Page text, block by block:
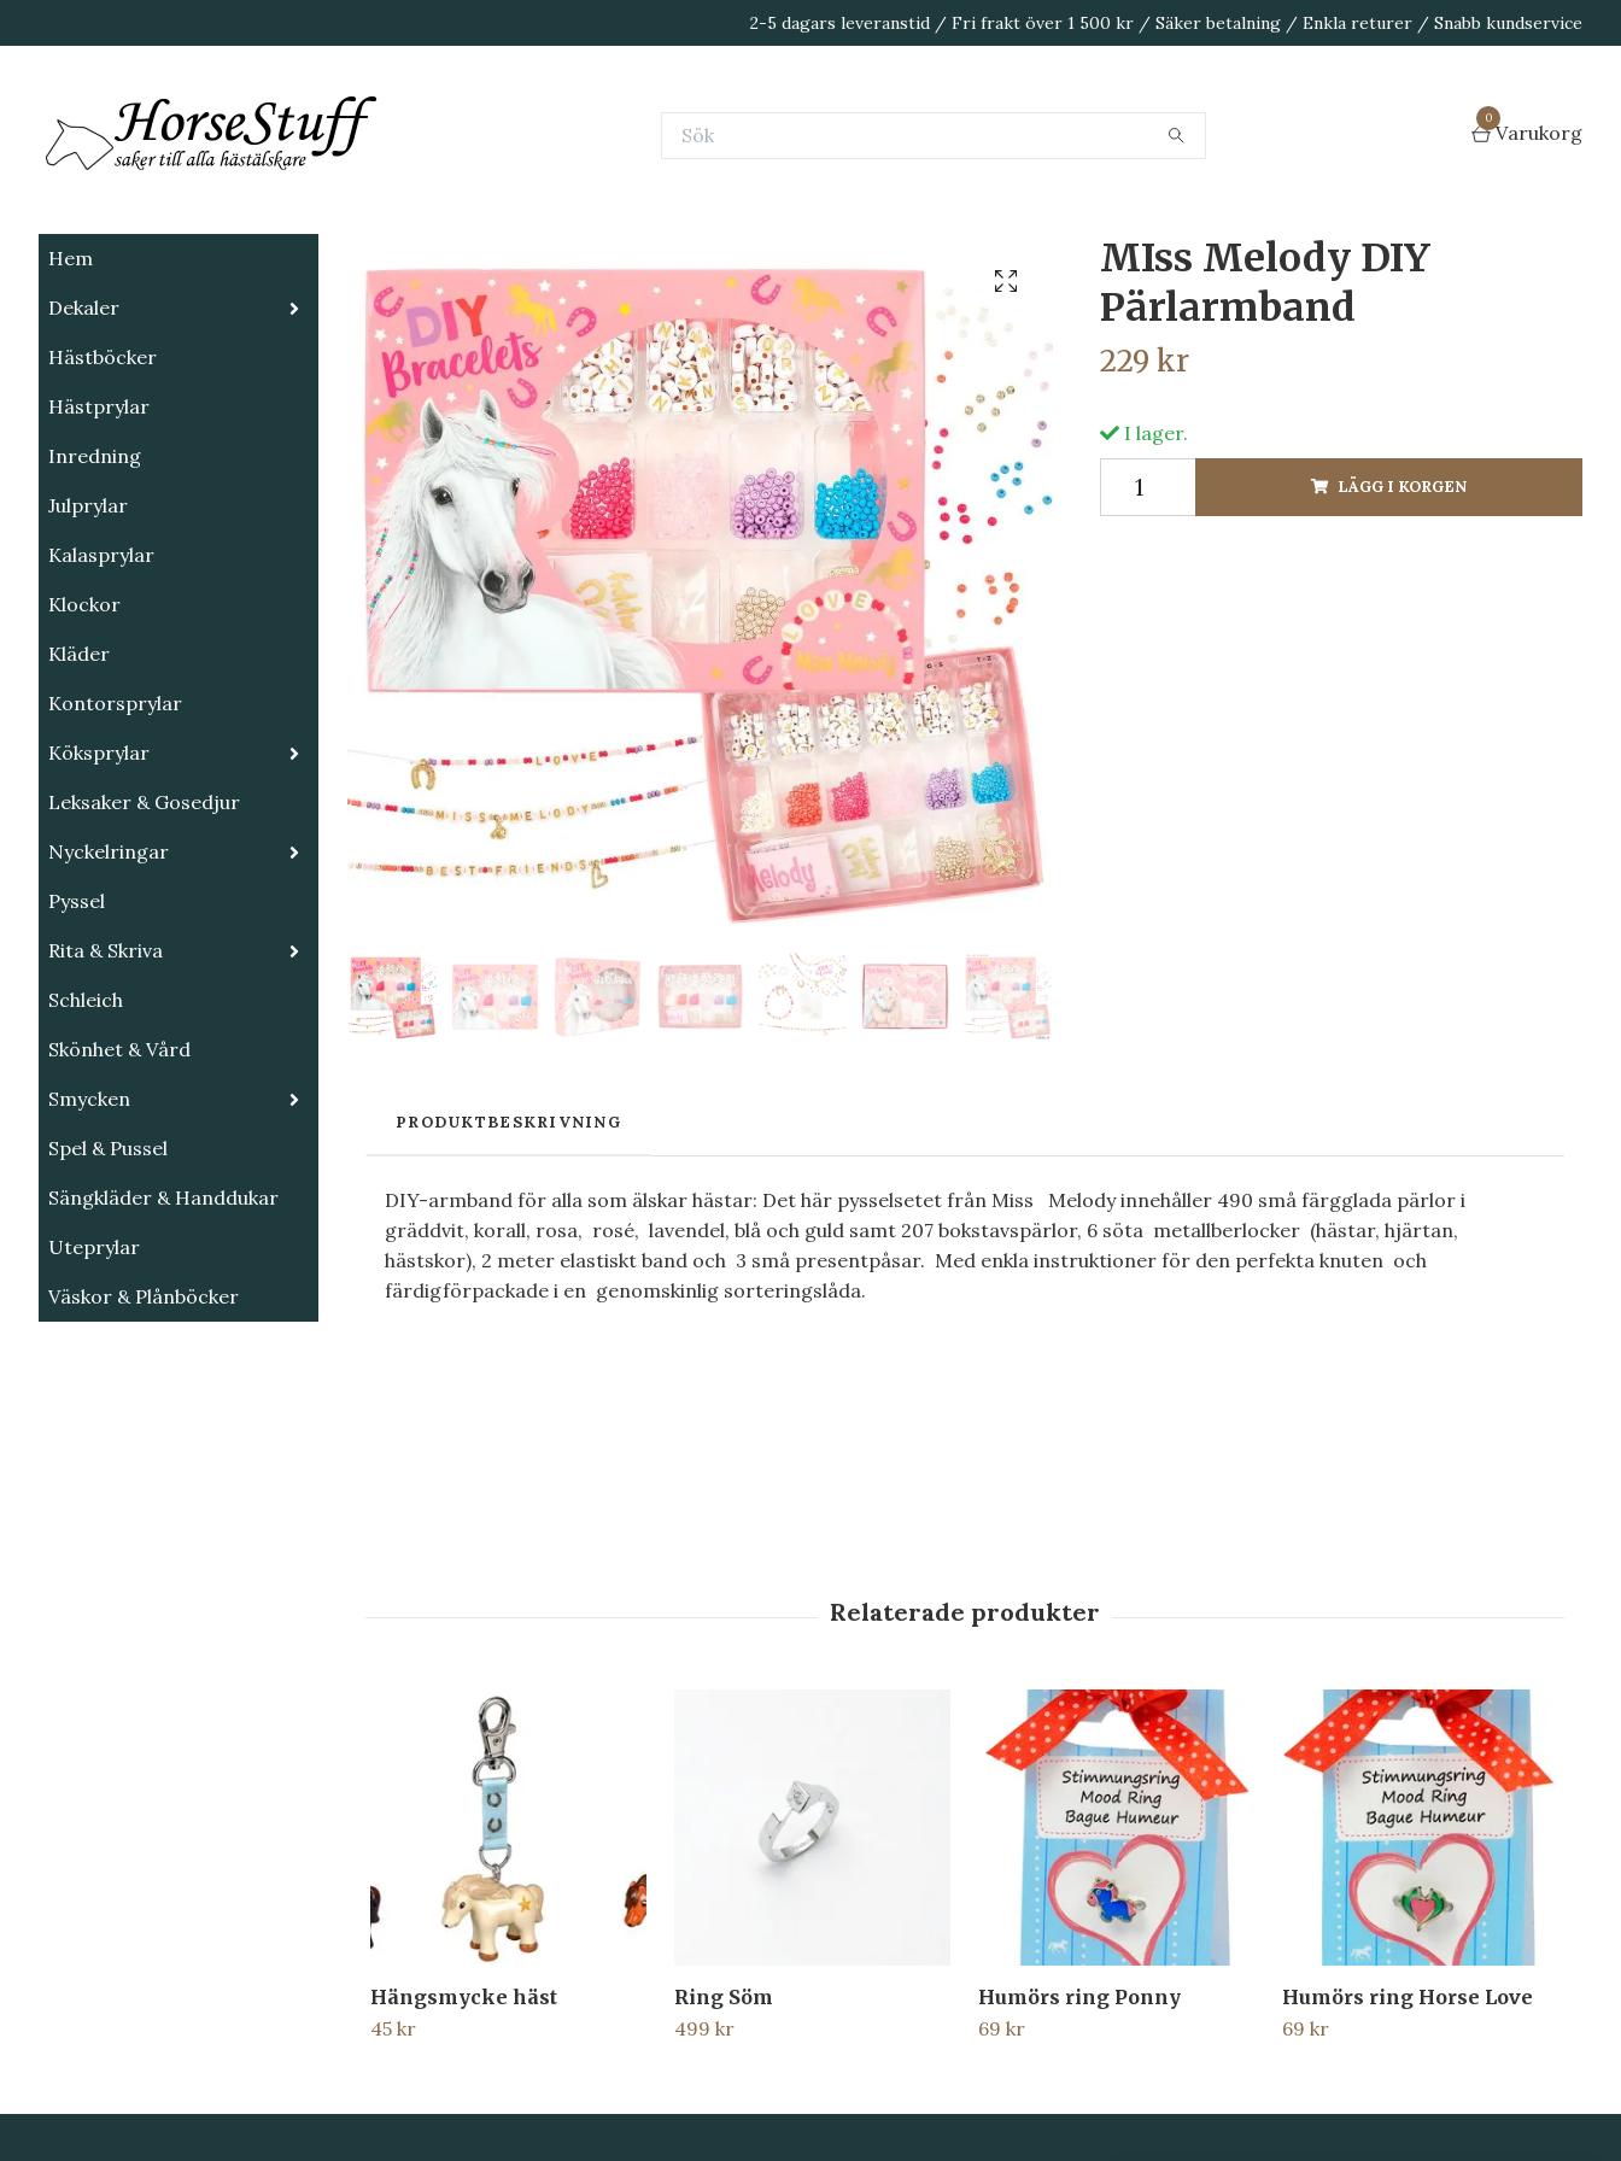
2-5 dagars leveranstid / Fri frakt över 1 500 kr / Säker betalning / Enkla returer / Snabb kundservice
0
Varukorg
Hem
Dekaler
Hästböcker
Hästprylar
Inredning
Julprylar
Kalasprylar
Klockor
Kläder
Kontorsprylar
Köksprylar
Leksaker & Gosedjur
Nyckelringar
Pyssel
Rita & Skriva
Schleich
Skönhet & Vård
Smycken
Spel & Pussel
Sängkläder & Handdukar
Uteprylar
Väskor & Plånböcker
MIss Melody DIY
Pärlarmband
229 kr
I lager.
LÄGG I KORGEN
PRODUKTBESKRIVNING
DIY-armband för alla som älskar hästar: Det här pysselsetet från Miss Melody innehåller 490 små färgglada pärlor i
gräddvit, korall, rosa, rosé, lavendel, blå och guld samt 207 bokstavspärlor, 6 söta metallberlocker (hästar, hjärtan,
hästskor), 2 meter elastiskt band och 3 små presentpåsar. Med enkla instruktioner för den perfekta knuten och
färdigförpackade i en genomskinlig sorteringslåda.
Hängsmycke häst
45 kr
Ring Söm
499 kr
Humörs ring Ponny
69 kr
Humörs ring Horse Love
69 kr